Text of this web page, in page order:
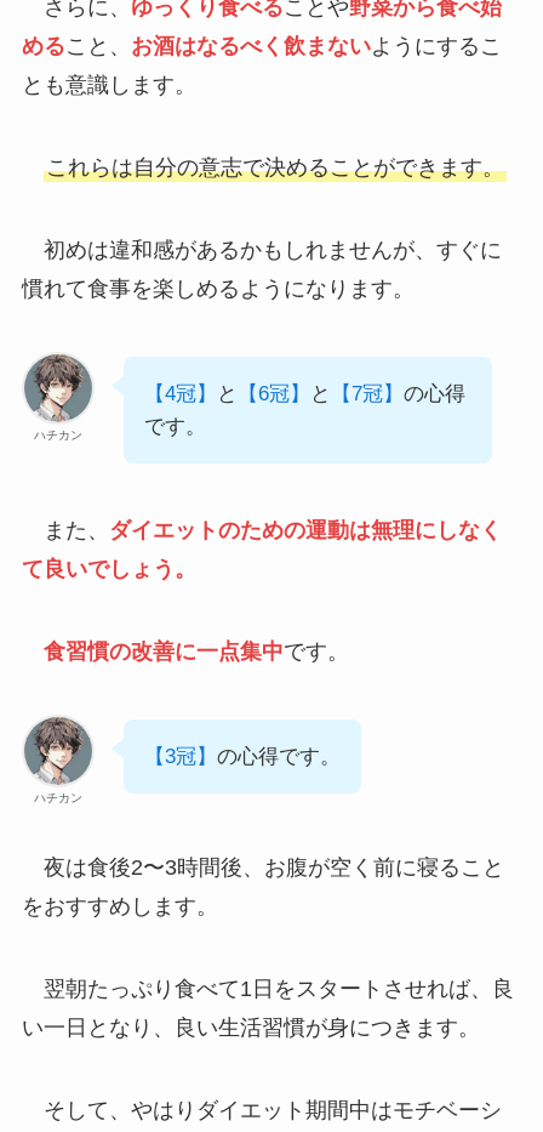
さらに、 ゆっくり食べることや野菜から食べ始
めること、 お酒はなるべく飲まないようにするこ
とも意識します。
これらは自分の意志で決めることができます。
初めは違和感があるかもしれませんが、すぐに
慣れて食事を楽しめるようになります。
ハチカン
【4冠】 と 【6冠】 と 【7冠】 の心得
です。
また、 ダイエットのための運動は無理にしなく
て良いでしょう。
食習慣の改善に一点集中です。
ハチカン
【3冠】 の心得です。
夜は食後2〜3時間後、お腹が空く前に寝ること
をおすすめします。
翌朝たっぷり食べて1日をスタートさせれば、良
い一日となり、良い生活習慣が身につきます。
そして、やはりダイエット期間中はモチベーシ